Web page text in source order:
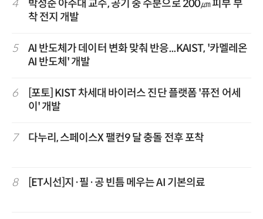
4
박성준 아주대 교수, 공기 중 수분으로 200㎛ 피부 부
착 전지 개발
5
AI 반도체가 데이터 변화 맞춰 반응...KAIST, '카멜레온
AI 반도체' 개발
6
[포토] KIST 차세대 바이러스 진단 플랫폼 '퓨전 어세
이' 개발
7 다누리, 스페이스X 팰컨9 달 충돌 전후 포착
8 [ET시선]지·필·공 빈틈 메우는 AI 기본의료